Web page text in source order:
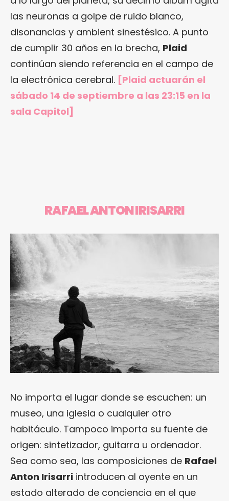
las neuronas a golpe de ruido blanco,
disonancias y ambient sinestésico. A punto
de cumplir 30 años en la brecha, Plaid
continúan siendo referencia en el campo de
la electrónica cerebral. [Plaid actuarán el
sábado 14 de septiembre a las 23:15 en la
sala Capitol]
RAFAEL ANTON IRISARRI
No importa el lugar donde se escuchen: un
museo, una iglesia o cualquier otro
habitáculo. Tampoco importa su fuente de
origen: sintetizador, guitarra u ordenador.
Sea como sea, las composiciones de Rafael
Anton Irisarri introducen al oyente en un
estado alterado de conciencia en el que